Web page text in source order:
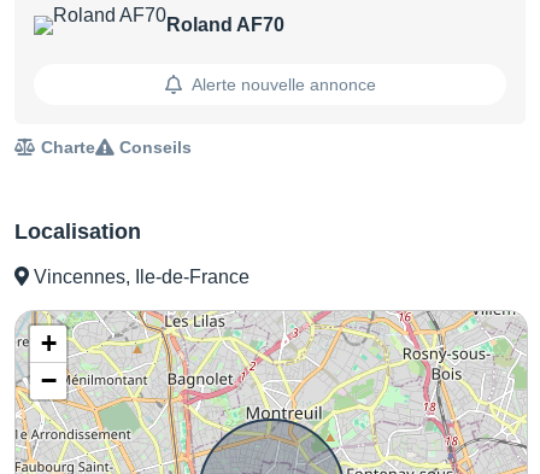
Localisation
Vincennes, Ile-de-France
+
−
Roland AF70
Alerte nouvelle annonce
Charte Conseils